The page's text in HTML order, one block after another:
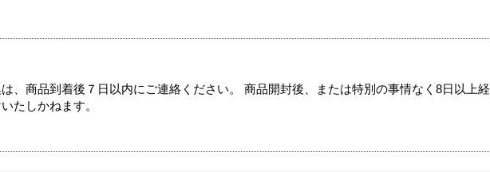
、商品到着後７日以内にご連絡ください。 商品開封後、または特別の事情なく8日以上経
たしかねます。